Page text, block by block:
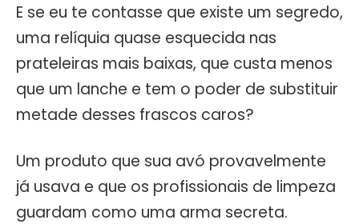
E se eu te contasse que existe um segredo,
uma relíquia quase esquecida nas
prateleiras mais baixas, que custa menos
que um lanche e tem o poder de substituir
metade desses frascos caros?
Um produto que sua avó provavelmente
já usava e que os profissionais de limpeza
guardam como uma arma secreta.